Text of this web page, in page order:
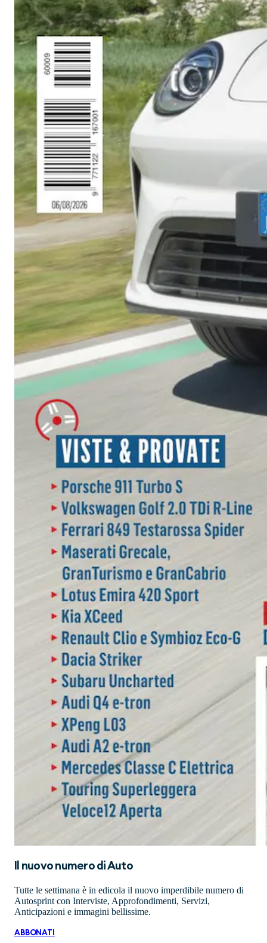
Il nuovo numero diAuto
Tutte le settimana è in edicola il nuovo imperdibile numero di
Autosprint con Interviste, Approfondimenti, Servizi,
Anticipazioni e immagini bellissime.
ABBONATI